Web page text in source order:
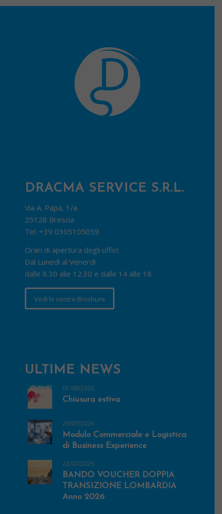
DRACMA SERVICE S.R.L.
Via A. Papa, 1/a
25128 Brescia
Tel. +39 0305105059
Orari di apertura degli uffici:
Dal Lunedì al Venerdì
dalle 8.30 alle 12.30 e dalle 14 alle 18
Vedi le nostre Brochure
ULTIME NEWS
01/08/2026
Chiusura estiva
29/07/2026
Modulo Commerciale e Logistica
di Business Experience
22/07/2026
BANDO VOUCHER DOPPIA
TRANSIZIONE LOMBARDIA
Anno 2026